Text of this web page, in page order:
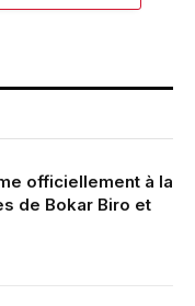
officiellement à la
de Bokar Biro et